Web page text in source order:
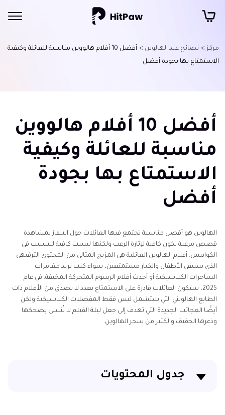
مركز > نصائح عيد الهالوين >
أفضل 10 أفلام هالووين مناسبة للعائلة وكيفية
الاستمتاع بها بجودة أفضل
أفضل 10 أفلام هالووين
مناسبة للعائلة وكيفية
الاستمتاع بها بجودة
أفضل
الهالوين هو أفضل مناسبة تجتمع فيها العائلات حول التلفاز لمشاهدة
قصص مرعبة تكون كافية لإثارة الرعب ولكنها ليست كافية للتسبب في
الكوابيس. أفلام الهالوين العائلية هي المزيج المثالي من المحتوى الترفيهي
الذي سيبقي الأطفال والكبار مستمتعين، سواء كنت تريد مغامرات
الساحرات الكلاسيكية أو أحدث أفلام الرسوم المتحركة المخيفة. في عام
2025، ستكون العائلات قادرة على الاستمتاع بعدد لا يصدق من الأفلام ذات
الطابع الهالويني التي ستشمل ليس فقط المفضلات الكلاسيكية ولكن
أيضًا العجائب الجديدة التي تهدف إلى جعل ليلة الفيلم لا تُنسى بضحكها
وذعرها الخفيف والكثير من سحر الهالوين.
جدول المحتويات